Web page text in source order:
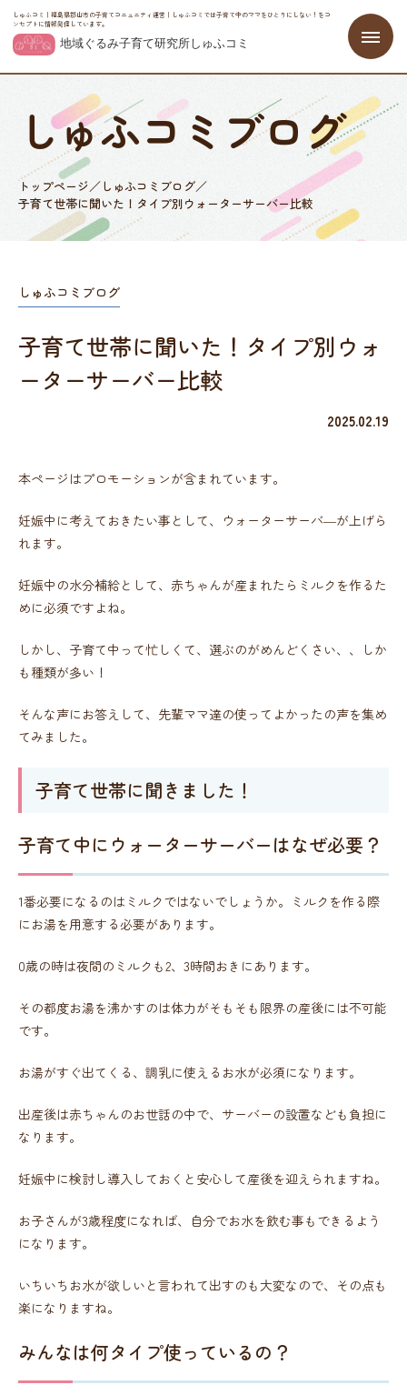
しゅふコミ｜福島県郡山市の子育てコニュニティ運営｜しゅふコミでは子育て中のママをひとりにしない！をコ
ンセプトに情報発信しています。
しゅふコミブログ
トップページ／しゅふコミブログ／
子育て世帯に聞いた！タイプ別ウォーターサーバー比較
しゅふコミブログ
子育て世帯に聞いた！タイプ別ウォ
ーターサーバー比較
2025.02.19
本ページはプロモーションが含まれています。
妊娠中に考えておきたい事として、ウォーターサーバ―が上げら
れます。
妊娠中の水分補給として、赤ちゃんが産まれたらミルクを作るた
めに必須ですよね。
しかし、子育て中って忙しくて、選ぶのがめんどくさい、、しか
も種類が多い！
そんな声にお答えして、先輩ママ達の使ってよかったの声を集め
てみました。
子育て世帯に聞きました！
子育て中にウォーターサーバーはなぜ必要？
1番必要になるのはミルクではないでしょうか。ミルクを作る際
にお湯を用意する必要があります。
0歳の時は夜間のミルクも2、3時間おきにあります。
その都度お湯を沸かすのは体力がそもそも限界の産後には不可能
です。
お湯がすぐ出てくる、調乳に使えるお水が必須になります。
出産後は赤ちゃんのお世話の中で、サーバーの設置なども負担に
なります。
妊娠中に検討し導入しておくと安心して産後を迎えられますね。
お子さんが3歳程度になれば、自分でお水を飲む事もできるよう
になります。
いちいちお水が欲しいと言われて出すのも大変なので、その点も
楽になりますね。
みんなは何タイプ使っているの？